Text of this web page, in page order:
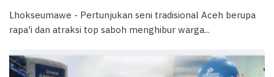
Lhokseumawe - Pertunjukan seni tradisional Aceh berupa
rapa'i dan atraksi top saboh menghibur warga...